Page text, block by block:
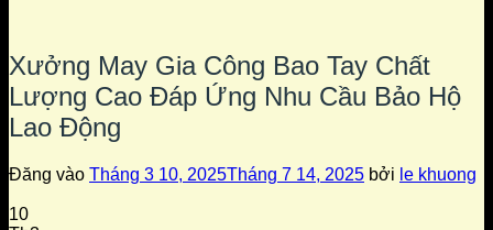
Xưởng May Gia Công Bao Tay Chất
Lượng Cao Đáp Ứng Nhu Cầu Bảo Hộ
Lao Động
Đăng vào Tháng 3 10, 2025Tháng 7 14, 2025 bởi le khuong
10